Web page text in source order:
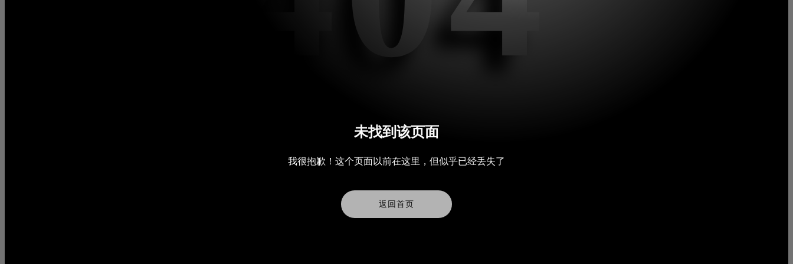
未找到该页面
我很抱歉！这个页面以前在这里，但似乎已经丢失了
返回首页